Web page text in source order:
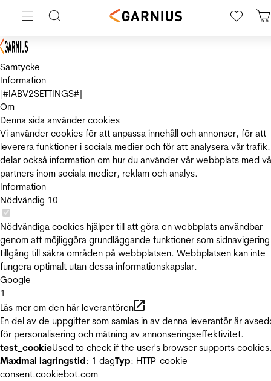
Samtycke
Information
[#IABV2SETTINGS#]
Om
Denna sida använder cookies
Vi använder cookies för att anpassa innehåll och annonser, för att
leverera funktioner i sociala medier och för att analysera vår
delar också information om hur du använder vår webbplats med
partners inom sociala medier, reklam och analys.
Information
Nödvändig 10
Nödvändiga cookies hjälper till att göra en webbplats användbar
genom att möjliggöra grundläggande funktioner som
tillgång till säkra områden på webbplatsen. Webbplatsen kan inte
fungera optimalt utan dessa informationskapslar.
Google
1
Läs mer om den här leverantören
En del av de uppgifter som samlas in av denna leverantör är
för personalisering och mätning av annonseringseffektivitet.
test_cookieUsed to check if the user's browser supports
Maximal lagringstid: 1 dagTyp: HTTP-cookie
consent.cookiebot.com